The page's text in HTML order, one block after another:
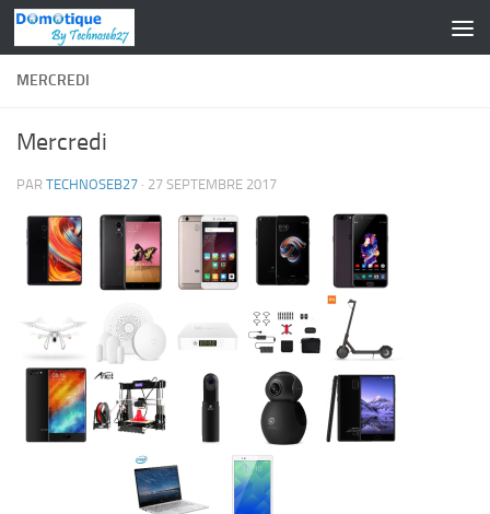
Skip to content
MERCREDI
Mercredi
PAR TECHNOSEB27 · 27 SEPTEMBRE 2017